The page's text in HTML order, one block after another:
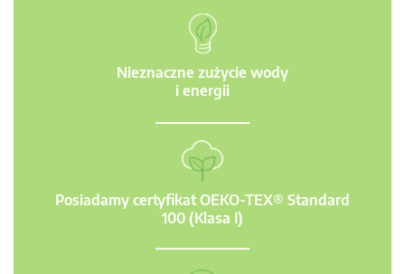
Nieznaczne zużycie wody
i energii
Posiadamy certyfikat OEKO-TEX® Standard
100 (Klasa I)